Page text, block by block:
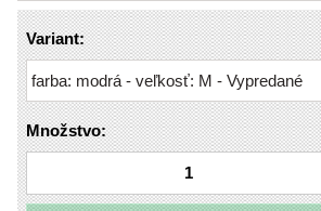
Variant:
Množstvo: